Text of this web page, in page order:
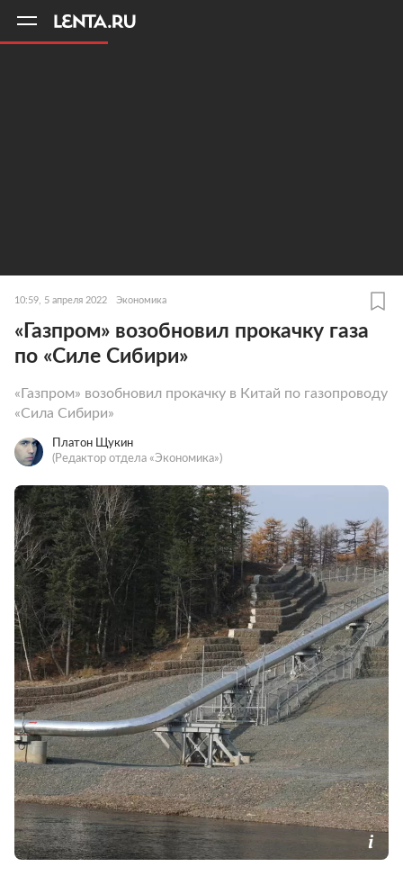
10:59, 5 апреля 2022 Экономика
«Газпром» возобновил прокачку газа
по «Силе Сибири»
«Газпром» возобновил прокачку в Китай по газопроводу
«Сила Сибири»
Платон Щукин
(Редактор отдела «Экономика»)